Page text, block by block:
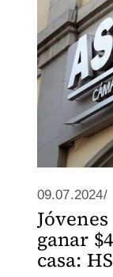
09.07.2024/
ganar
casa: